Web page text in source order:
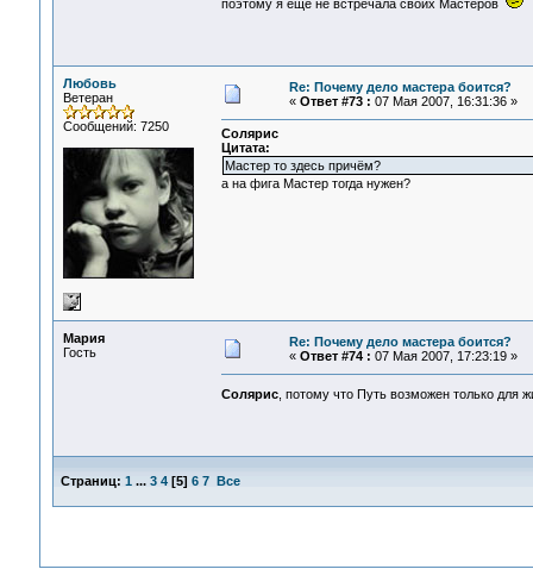
поэтому я еще не встречала своих Мастеров
Любовь
Ветеран
Сообщений: 7250
Re: Почему дело мастера боится?
« Ответ #73 : 07 Мая 2007, 16:31:36 »
Солярис
Цитата:
Мастер то здесь причём?
а на фига Мастер тогда нужен?
Мария
Гость
Re: Почему дело мастера боится?
« Ответ #74 : 07 Мая 2007, 17:23:19 »
Солярис, потому что Путь возможен только для
Страниц: 1 ... 3 4[5] 6 7 Все